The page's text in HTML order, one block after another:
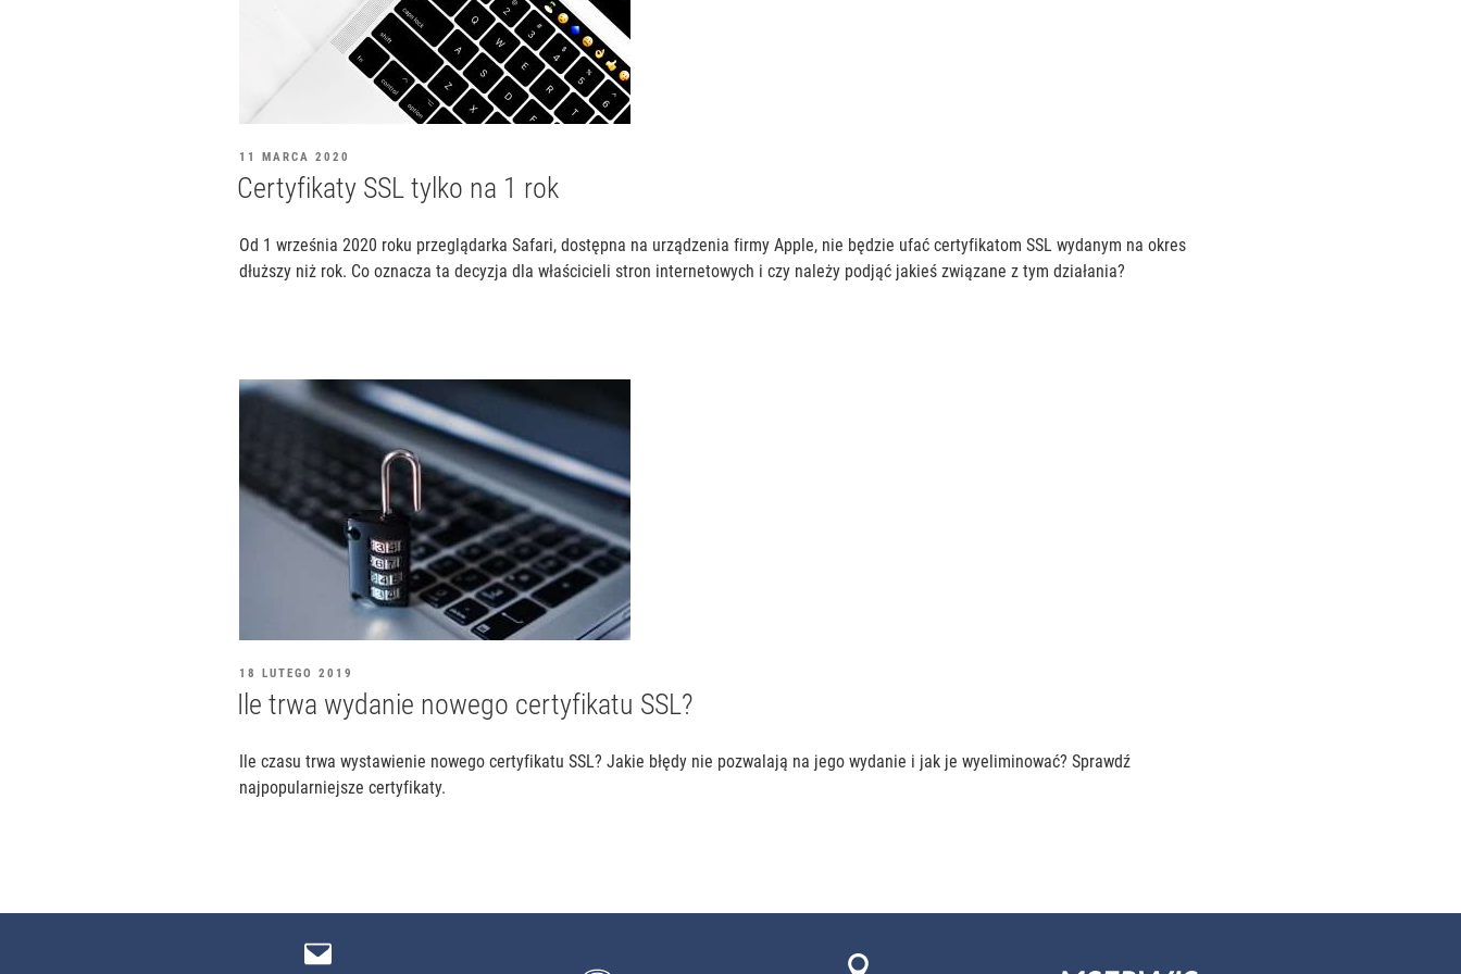
OPUBLIKOWANE
11 MARCA 2020
Certyfikaty SSL tylko na 1 rok
Od 1 września 2020 roku przeglądarka Safari, dostępna na urządzenia firmy Apple, nie będzie ufać certyfikatom SSL wydanym na okres
dłuższy niż rok. Co oznacza ta decyzja dla właścicieli stron internetowych i czy należy podjąć jakieś związane z tym działania?
OPUBLIKOWANE
W
18 LUTEGO 2019
Ile trwa wydanie nowego certyfikatu SSL?
Ile czasu trwa wystawienie nowego certyfikatu SSL? Jakie błędy nie pozwalają na jego wydanie i jak je wyeliminować? Sprawdź
najpopularniejsze certyfikaty.